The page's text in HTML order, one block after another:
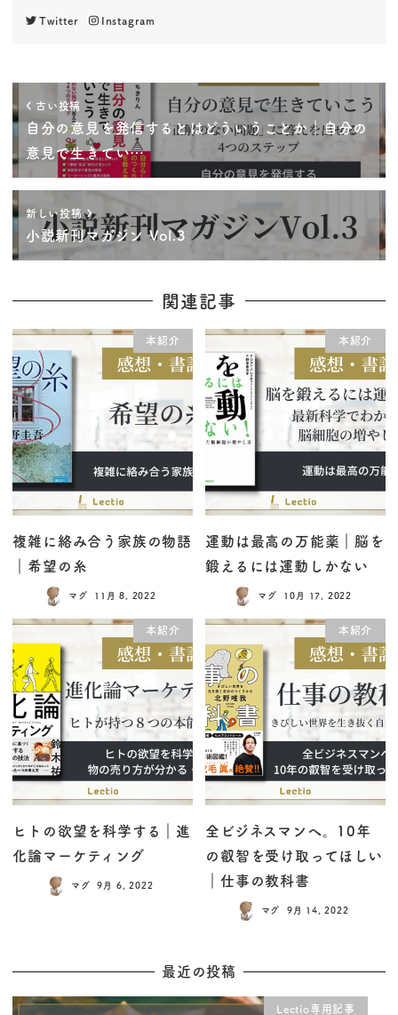
Twitter Instagram
古い投稿
自分の意見を発信するとはどういうことか｜自分の
意見で生きてい…
新しい投稿
小説新刊マガジン Vol.3
関連記事
本紹介
複雑に絡み合う家族の物語
｜希望の糸
マグ 11月 8, 2022
本紹介
運動は最高の万能薬｜脳を
鍛えるには運動しかない
マグ 10月 17, 2022
本紹介
ヒトの欲望を科学する｜進
化論マーケティング
マグ 9月 6, 2022
本紹介
全ビジネスマンへ。10年
の叡智を受け取ってほしい
｜仕事の教科書
マグ 9月 14, 2022
最近の投稿
Lectio専用記事